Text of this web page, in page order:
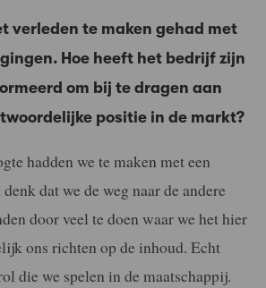
verleden te maken gehad met
Hoe heeft het bedrijf zijn
om bij te dragen aan
positie in de markt?
hadden we te maken met een
dat we de weg naar de andere
door veel te doen waar we het hier
ons richten op de inhoud. Echt
die we spelen in de maatschappij.